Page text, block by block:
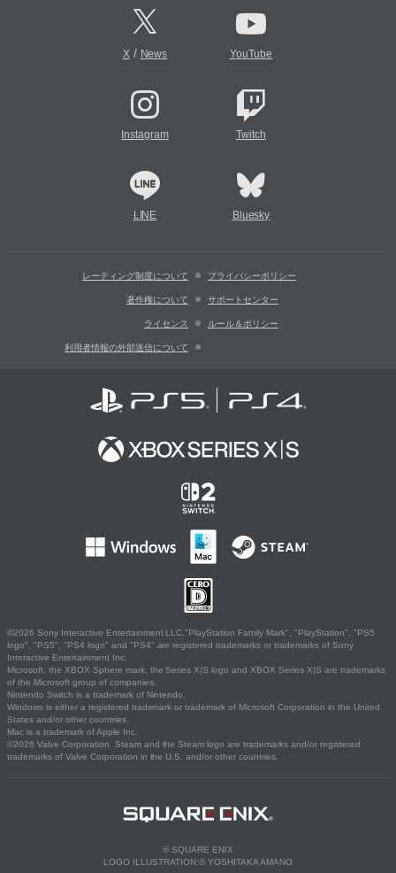
X/ News YouTube
Instagram Twitch
LINE Bluesky
レーティング制度について プライバシーポリシー
著作権について サポートセンター
ライセンス ルール＆ポリシー
利用者情報の外部送信について
©2026 Sony Interactive Entertainment LLC."PlayStation Family Mark", "PlayStation", "PS5
logo", "PS5", "PS4 logo" and "PS4" are registered trademarks or trademarks of Sony
Interactive Entertainment Inc.
Microsoft, the XBOX Sphere mark, the Series X|S logo and XBOX Series X|S are trademarks
of the Microsoft group of companies.
Nintendo Switch is a trademark of Nintendo.
Windows is either a registered trademark or trademark of Microsoft Corporation in the United
States and/or other countries.
Mac is a trademark of Apple Inc.
©2026 Valve Corporation. Steam and the Steam logo are trademarks and/or registered
trademarks of Valve Corporation in the U.S. and/or other countries.
© SQUARE ENIX
LOGO ILLUSTRATION:© YOSHITAKA AMANO